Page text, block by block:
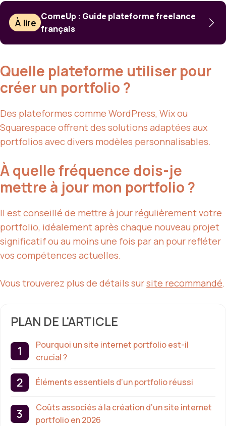
À lire
ComeUp : Guide plateforme freelance
français
Quelle plateforme utiliser pour
créer un portfolio ?
Des plateformes comme WordPress, Wix ou
Squarespace offrent des solutions adaptées aux
portfolios avec divers modèles personnalisables.
À quelle fréquence dois-je
mettre à jour mon portfolio ?
Il est conseillé de mettre à jour régulièrement votre
portfolio, idéalement après chaque nouveau projet
significatif ou au moins une fois par an pour refléter
vos compétences actuelles.
Vous trouverez plus de détails sursite recommandé.
PLAN DE L'ARTICLE
Pourquoi un site internet portfolio est-il
crucial ?
Éléments essentiels d’un portfolio réussi
Coûts associés à la création d’un site internet
portfolio en 2026